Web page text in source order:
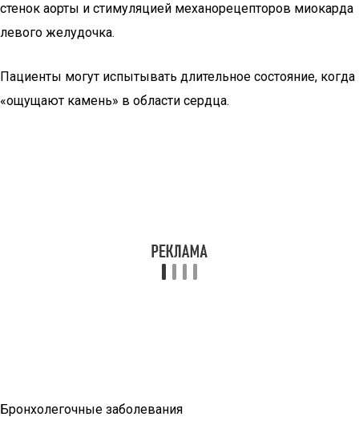
стенок аорты и стимуляцией механорецепторов миокарда
левого желудочка.
Пациенты могут испытывать длительное состояние, когда
«ощущают камень» в области сердца.
Бронхолегочные заболевания